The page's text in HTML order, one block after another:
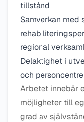
tillstånd
Samverkan med
regional
Delaktighet i
och
Arbetet innebär
möjligheter till
grad av